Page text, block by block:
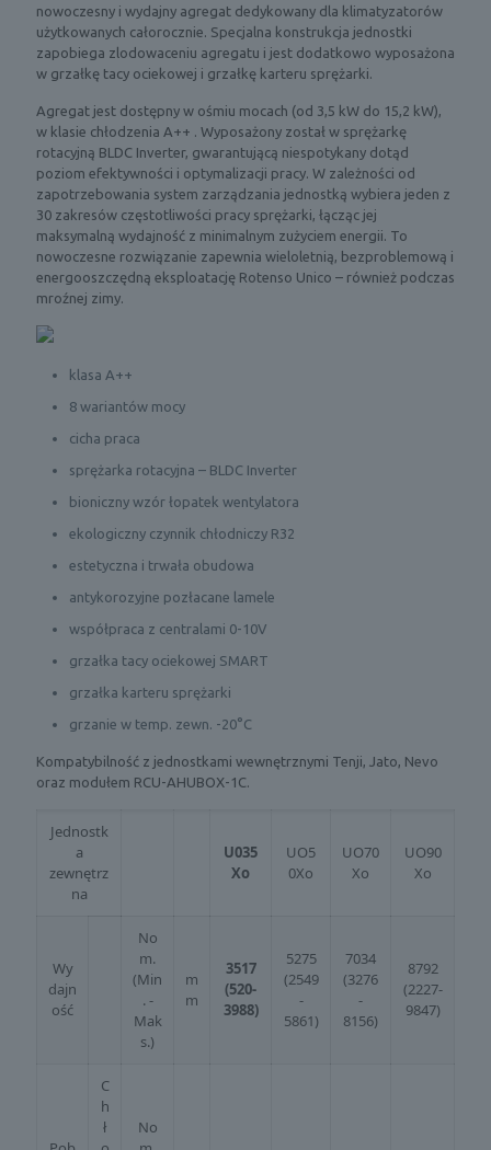
nowoczesny i wydajny agregat dedykowany dla klimatyzatorów
użytkowanych całorocznie. Specjalna konstrukcja jednostki
zapobiega zlodowaceniu agregatu i jest dodatkowo wyposażona
w grzałkę tacy ociekowej i grzałkę karteru sprężarki.
Agregat jest dostępny w ośmiu mocach (od 3,5 kW do 15,2 kW),
w klasie chłodzenia A++ . Wyposażony został w sprężarkę
rotacyjną BLDC Inverter, gwarantującą niespotykany dotąd
poziom efektywności i optymalizacji pracy. W zależności od
zapotrzebowania system zarządzania jednostką wybiera jeden z
30 zakresów częstotliwości pracy sprężarki, łącząc jej
maksymalną wydajność z minimalnym zużyciem energii. To
nowoczesne rozwiązanie zapewnia wieloletnią, bezproblemową i
energooszczędną eksploatację Rotenso Unico – również podczas
mroźnej zimy.
klasa A++
8 wariantów mocy
cicha praca
sprężarka rotacyjna – BLDC Inverter
bioniczny wzór łopatek wentylatora
ekologiczny czynnik chłodniczy R32
estetyczna i trwała obudowa
antykorozyjne pozłacane lamele
współpraca z centralami 0-10V
grzałka tacy ociekowej SMART
grzałka karteru sprężarki
grzanie w temp. zewn. -20°C
Kompatybilność z jednostkami wewnętrznymi Tenji, Jato, Nevo
oraz modułem RCU-AHUBOX-1C.
Jednostk
a
zewnętrz
na
U035
Xo
UO5
0Xo
UO70
Xo
UO90
Xo
Wy
dajn
ość
No
m.
(Min
. -
Mak
s.)
m
m
3517
(520-
3988)
5275
(2549
-
5861)
7034
(3276
-
8156)
8792
(2227-
9847)
C
h
ł
No